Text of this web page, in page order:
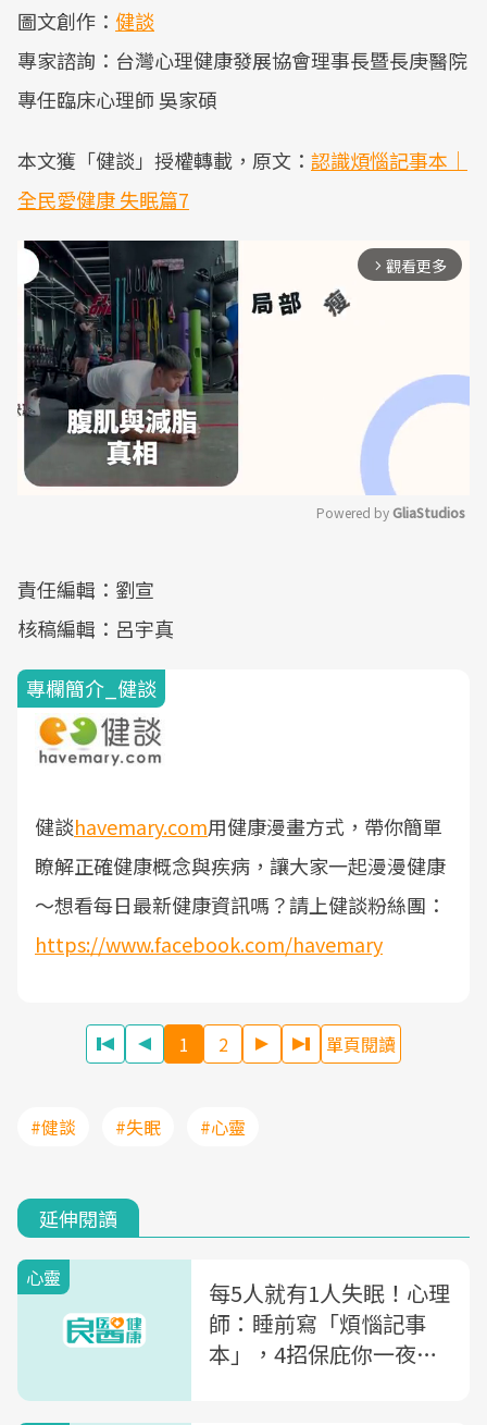
圖文創作： 健談
專家諮詢：台灣心理健康發展協會理事長暨長庚醫院
專任臨床心理師 吳家碩
本文獲「健談」授權轉載，原文： 認識煩惱記事本｜
全民愛健康 失眠篇7
arrow_forward_ios 觀看更多
Powered by GliaStudios
責任編輯：劉宣
核稿編輯：呂宇真
專欄簡介_健談
健談havemary.com用健康漫畫方式，帶你簡單
瞭解正確健康概念與疾病，讓大家一起漫漫健康
～想看每日最新健康資訊嗎？請上健談粉絲團：
https://www.facebook.com/havemary
1 2 單頁閱讀
#健談 #失眠 #心靈
延伸閱讀
心靈
每5人就有1人失眠！心理
師：睡前寫「煩惱記事
本」，4招保庇你一夜好